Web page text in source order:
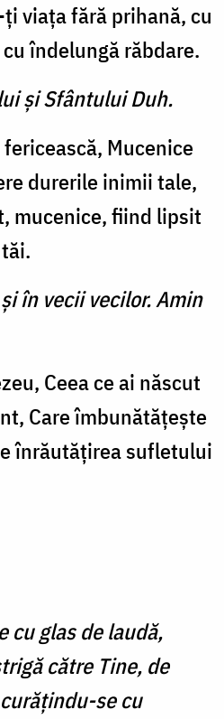
viaţa fără prihană, cu
îndelungă răbdare.
şi Sfântului Duh.
Mucenice
durerile inimii tale,
mucenice, fiind lipsit
în vecii vecilor. Amin
Ceea ce ai născut
Care îmbunătăţeşte
înrăutăţirea sufletului
cu glas de laudă,
către Tine, de
se cu